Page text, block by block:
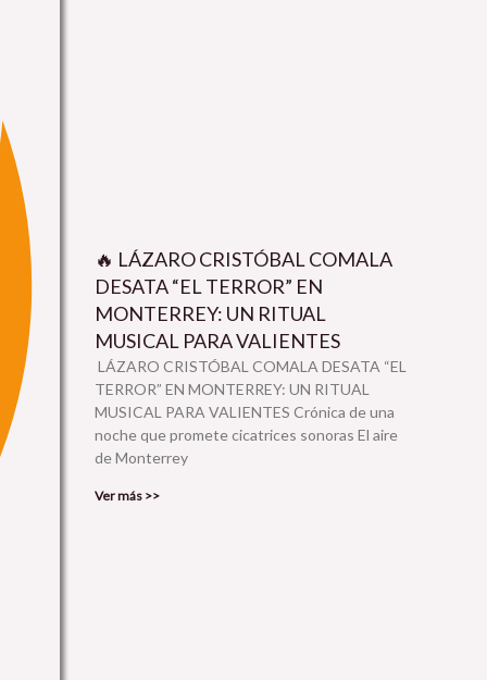
🔥 LÁZARO CRISTÓBAL COMALA
DESATA “EL TERROR” EN
MONTERREY: UN RITUAL
MUSICAL PARA VALIENTES
LÁZARO CRISTÓBAL COMALA DESATA “EL
TERROR” EN MONTERREY: UN RITUAL
MUSICAL PARA VALIENTES Crónica de una
noche que promete cicatrices sonoras El aire
de Monterrey
Ver más >>